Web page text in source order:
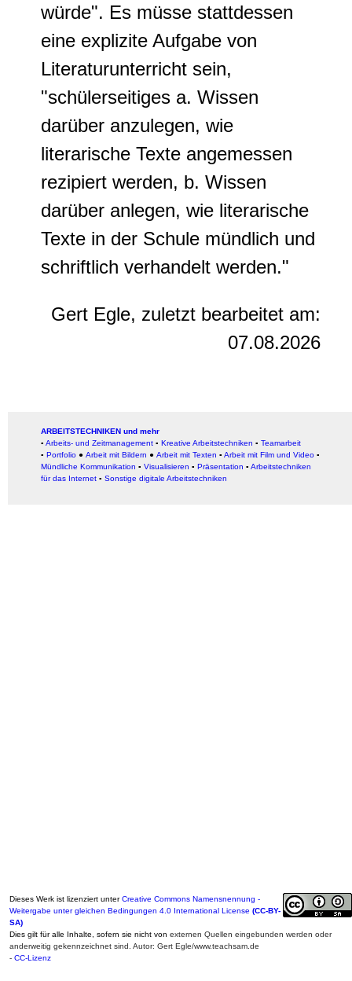
würde". Es müsse stattdessen
eine explizite Aufgabe von
Literaturunterricht sein,
"schülerseitiges a. Wissen
darüber anzulegen, wie
literarische Texte angemessen
rezipiert werden, b. Wissen
darüber anlegen, wie literarische
Texte in der Schule mündlich und
schriftlich verhandelt werden."
Gert Egle, zuletzt bearbeitet am:
07.08.2026
ARBEITSTECHNIKEN und mehr
▪ Arbeits- und Zeitmanagement ▪ Kreative Arbeitstechniken ▪ Teamarbeit
▪ Portfolio ● Arbeit mit Bildern ● Arbeit mit Texten ▪ Arbeit mit Film und Video ▪
Mündliche Kommunikation ▪ Visualisieren ▪ Präsentation ▪ Arbeitstechniken
für das Internet ▪ Sonstige digitale Arbeitstechniken
Dieses Werk ist lizenziert unterCreative Commons Namensnennung -
Weitergabe unter gleichen Bedingungen 4.0 International License (CC-BY-
SA)
Dies gilt für alle Inhalte, sofern sie nicht von externen Quellen eingebunden werden oder
anderweitig gekennzeichnet sind. Autor: Gert Egle/www.teachsam.de
- CC-Lizenz